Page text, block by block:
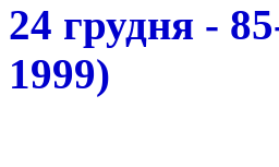
24 грудня -
1999)